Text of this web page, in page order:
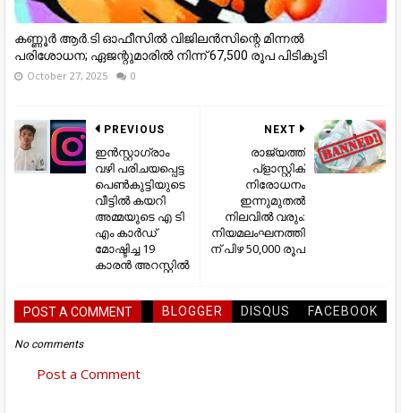
കണ്ണൂര്‍ ആര്‍.ടി ഓഫീസില്‍ വിജിലൻസിന്റെ മിന്നല്‍
പരിശോധന; ഏജന്റുമാരില്‍ നിന്ന് 67,500 രൂപ പിടികൂടി
October 27, 2025 0
NEXT
രാജ്യത്ത്‌
പ്ളാസ്റ്റിക്‌
നിരോധനം
ഇന്നുമുതല്‍
നിലവില്‍ വരും:
നിയമലംഘനത്തി
ന് പിഴ 50,000 രൂപ
PREVIOUS
ഇൻസ്റ്റാഗ്രാം
വഴി പരിചയപ്പെട്ട
പെൺകുട്ടിയുടെ
വീട്ടിൽ കയറി
അമ്മയുടെ എ ടി
എം കാർഡ്
മോഷ്ടിച്ച 19
കാരൻ അറസ്റ്റിൽ
POST A COMMENT BLOGGER DISQUS FACEBOOK
No comments
Post a Comment